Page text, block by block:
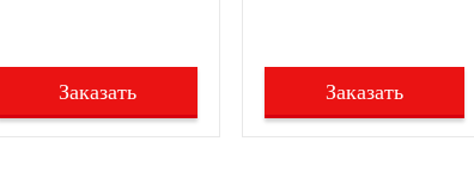
Заказать Заказать